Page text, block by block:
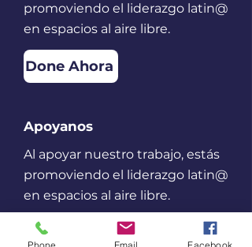
promoviendo el liderazgo latin@
en espacios al aire libre.
Done Ahora
Apoyanos
Al apoyar nuestro trabajo, estás
promoviendo el liderazgo latin@
en espacios al aire libre.
Done Ahora
Phone Email Facebook